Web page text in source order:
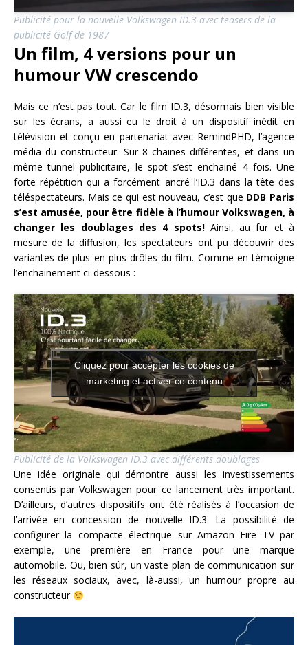
Publicité pour la nouvelle Volkswagen ID.3 avec teasers de la
publicité Golf de 1987
Un film, 4 versions pour un
humour VW crescendo
Mais ce n’est pas tout. Car le film ID.3, désormais bien visible
sur les écrans, a aussi eu le droit à un dispositif inédit en
télévision et conçu en partenariat avec RemindPHD, l’agence
média du constructeur. Sur 8 chaines différentes, et dans un
même tunnel publicitaire, le spot s’est enchainé 4 fois. Une
forte répétition qui a forcément ancré l’ID.3 dans la tête des
téléspectateurs. Mais ce qui est nouveau, c’est que DDB Paris
s’est amusée, pour être fidèle à l’humour Volkswagen, à
changer les doublages des 4 spots!Ainsi, au fur et à
mesure de la diffusion, les spectateurs ont pu découvrir des
variantes de plus en plus drôles du film. Comme en témoigne
l’enchainement ci-dessous :
Cliquez pour accepter les cookies de
marketing et activer ce contenu
Publicité de la Volkswagen ID.3 avec différents doublages
Une idée originale qui démontre aussi les investissements
consentis par Volkswagen pour ce lancement très important.
D’ailleurs, d’autres dispositifs ont été réalisés à l’occasion de
l’arrivée en concession de nouvelle ID.3. La possibilité de
configurer la compacte électrique sur Amazon Fire TV par
exemple, une première en France pour une marque
automobile. Ou, bien sûr, un vaste plan de communication sur
les réseaux sociaux, avec, là-aussi, un humour propre au
constructeur